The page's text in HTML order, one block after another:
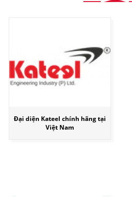
Đại diện Kateel chính hãng tại
Việt Nam